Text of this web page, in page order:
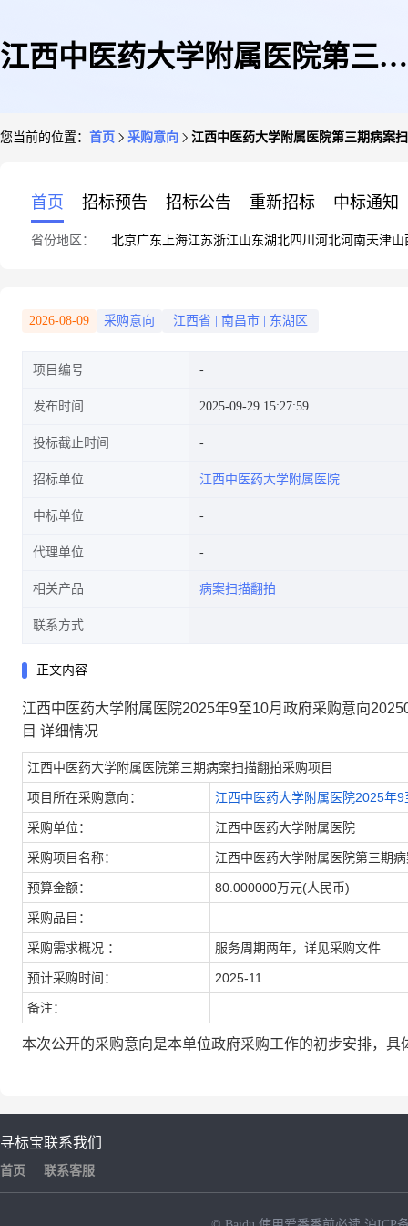
江西中医药大学附属医院第三期
您当前的位置： 首页 采购意向 江西中医药大学附属医院第三期病案
首页 招标预告 招标公告 重新招标 中标通知
省份地区： 北京广东 上海江苏浙江山东湖北四川 河北河南天津山
2026-08-09 采购意向 江西省 南昌市 东湖区
项目编号
发布时间 2025-09-29 15:27:59
投标截止时间
招标单位 江西中医药大学附属医院
中标单位
代理单位
相关产品 病案扫描翻拍
联系方式
正文内容
江西中医药大学附属医院2025年9至10月政府采购意向
目 详细情况
江西中医药大学附属医院第三期病案扫描翻拍采购项目
项目所在采购意向： 江西中医药大学附属医院2025年
采购单位： 江西中医药大学附属医院
采购项目名称： 江西中医药大学附属医院第三期
预算金额： 80.000000万元(人民币)
采购品目：
采购需求概况 ： 服务周期两年，详见采购文件
预计采购时间： 2025-11
备注：
本次公开的采购意向是本单位政府采购工作的初步安排，
寻标宝
首页
联系我们
联系客服